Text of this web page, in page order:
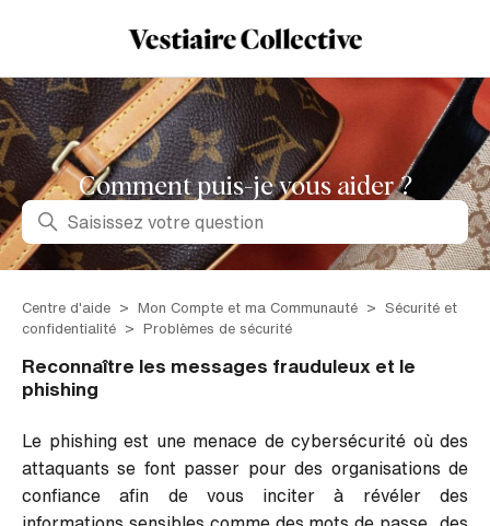
Comment puis-je vous aider ?
Recherche
Centre d'aide Mon Compte et ma Communauté
Sécurité et
confidentialité
Problèmes de sécurité
Reconnaître les messages frauduleux et le
phishing
Le phishing est une menace de cybersécurité où des
attaquants se font passer pour des organisations de
confiance afin de vous inciter à révéler des